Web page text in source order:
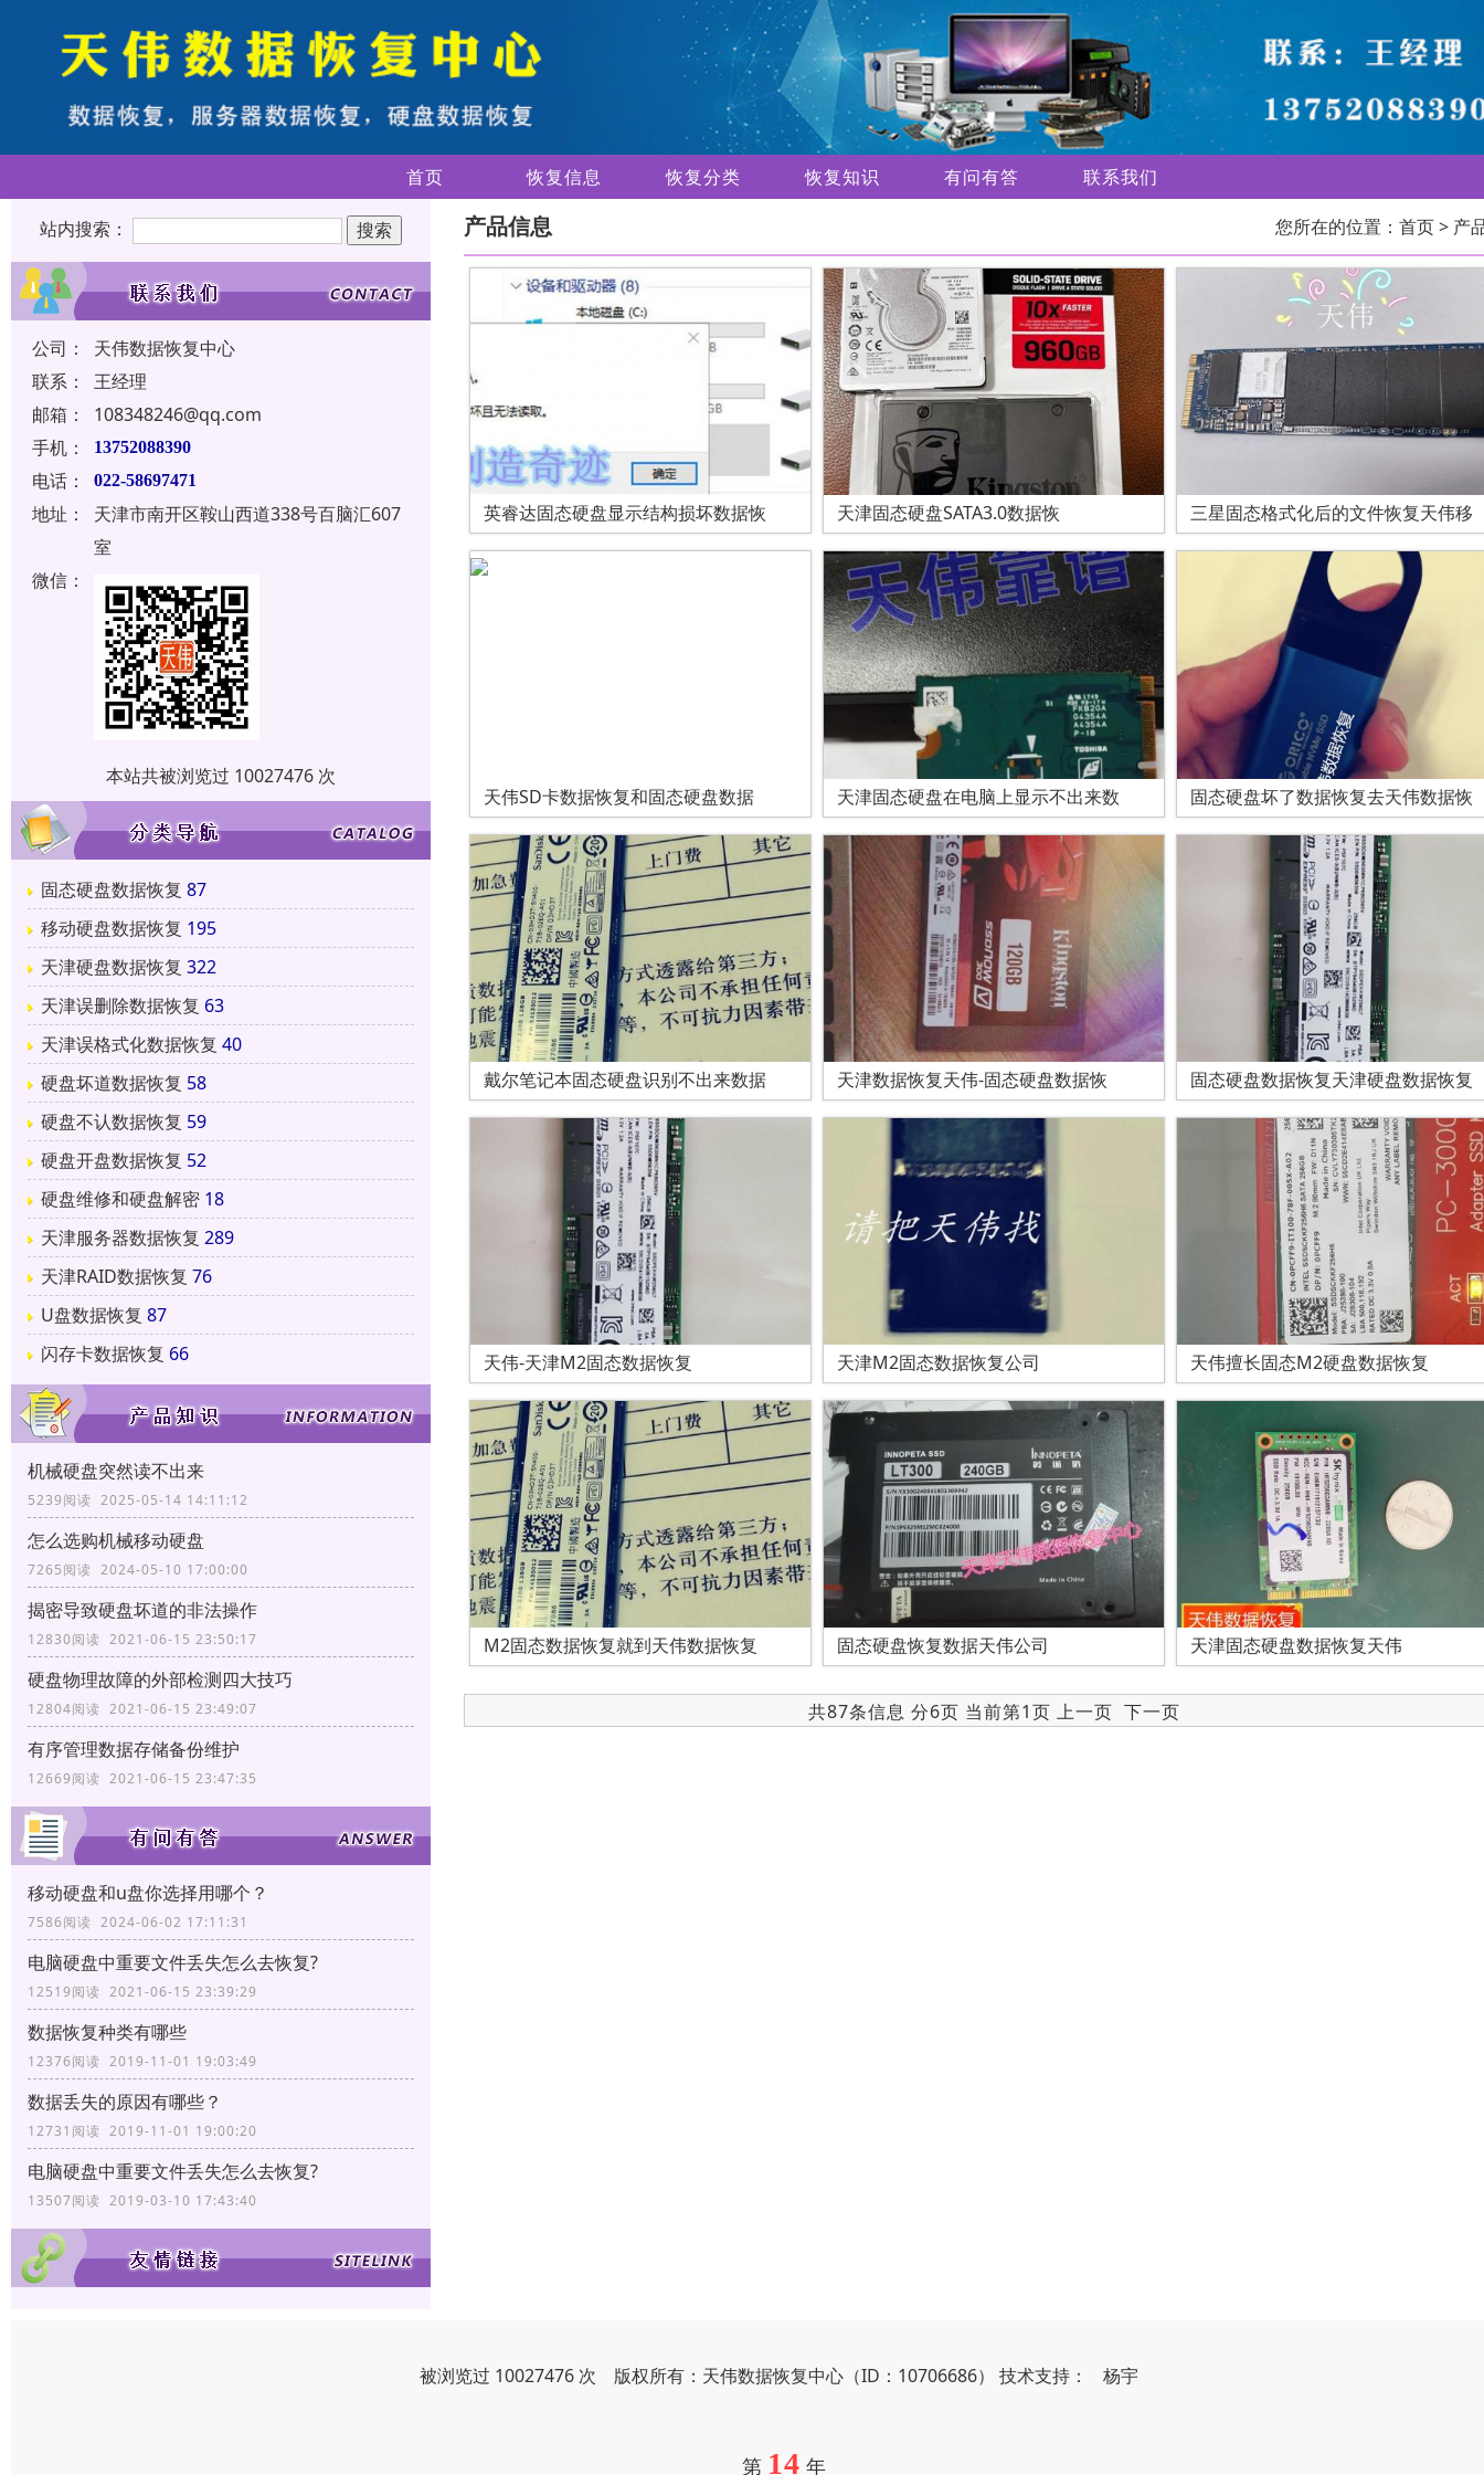
首页 恢复信息 恢复分类 恢复知识 有问有答 联系我们
站内搜索：
公司：
天伟数据恢复中心
联系：
王经理
邮箱：
108348246@qq.com
手机：
13752088390
电话： 022-58697471
地址：
天津市南开区鞍山西道338号百脑汇607
室
微信：
本站共被浏览过 10027476 次
固态硬盘数据恢复 87
移动硬盘数据恢复 195
天津硬盘数据恢复 322
天津误删除数据恢复 63
天津误格式化数据恢复 40
硬盘坏道数据恢复 58
硬盘不认数据恢复 59
硬盘开盘数据恢复 52
硬盘维修和硬盘解密 18
天津服务器数据恢复 289
天津RAID数据恢复 76
U盘数据恢复 87
闪存卡数据恢复 66
机械硬盘突然读不出来
5239阅读 2025-05-14 14:11:12
怎么选购机械移动硬盘
7265阅读 2024-05-10 17:00:00
揭密导致硬盘坏道的非法操作
12830阅读 2021-06-15 23:50:17
硬盘物理故障的外部检测四大技巧
12804阅读 2021-06-15 23:49:07
有序管理数据存储备份维护
12669阅读 2021-06-15 23:47:35
移动硬盘和u盘你选择用哪个？
7586阅读 2024-06-02 17:11:31
电脑硬盘中重要文件丢失怎么去恢复?
12519阅读 2021-06-15 23:39:29
数据恢复种类有哪些
12376阅读 2019-11-01 19:03:49
数据丢失的原因有哪些？
12731阅读 2019-11-01 19:00:20
电脑硬盘中重要文件丢失怎么去恢复?
13507阅读 2019-03-10 17:43:40
产品信息 您所在的位置： 首页> 产
英睿达固态硬盘显示结构损坏数据恢 天津固态硬盘SATA3.0数据恢 三星固态格式化后的文件恢复天伟移
天伟SD卡数据恢复和固态硬盘数据 天津固态硬盘在电脑上显示不出来数 固态硬盘坏了数据恢复去天伟数据恢
戴尔笔记本固态硬盘识别不出来数据 天津数据恢复天伟-固态硬盘数据恢 固态硬盘数据恢复天津硬盘数据恢复
天伟-天津M2固态数据恢复 天津M2固态数据恢复公司 天伟擅长固态M2硬盘数据恢复
M2固态数据恢复就到天伟数据恢复 固态硬盘恢复数据天伟公司 天津固态硬盘数据恢复天伟
共87条信息 分6页 当前第1页 上一页 下一页
被浏览过 10027476 次 版权所有：天伟数据恢复中心（ID：10706686） 技术支持： 杨宇
第 14 年